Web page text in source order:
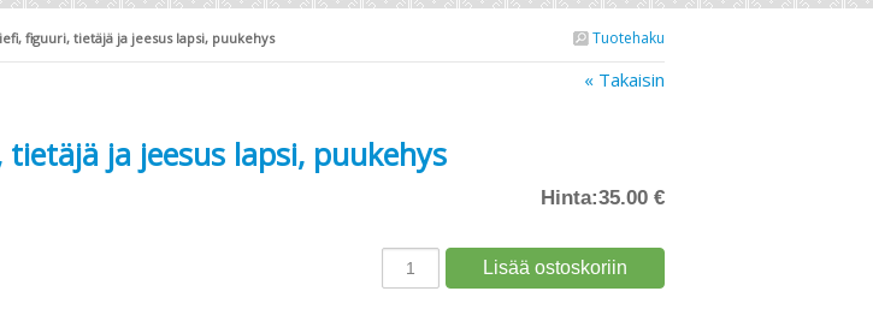
Tuotehaku
figuuri, tietäjä ja jeesus lapsi, puukehys
« Takaisin
ja jeesus lapsi, puukehys
Hinta:35.00 €